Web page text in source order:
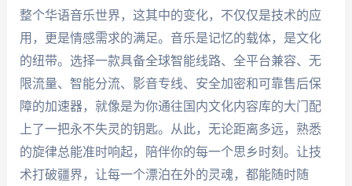
整个华语音乐世界，这其中的变化，不仅仅是技术的应
用，更是情感需求的满足。音乐是记忆的载体，是文化
的纽带。选择一款具备全球智能线路、全平台兼容、无
限流量、智能分流、影音专线、安全加密和可靠售后保
障的加速器，就像是为你通往国内文化内容库的大门配
上了一把永不失灵的钥匙。从此，无论距离多远，熟悉
的旋律总能准时响起，陪伴你的每一个思乡时刻。让技
术打破疆界，让每一个漂泊在外的灵魂，都能随时随